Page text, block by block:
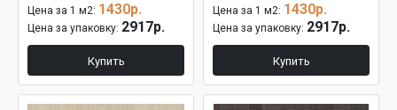
Цена за 1 м2: 1430р.
Цена за упаковку: 2917р.
Купить
Цена за 1 м2: 1430р.
Цена за упаковку: 2917р.
Купить